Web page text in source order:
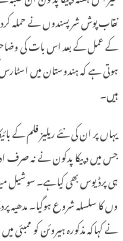
نقاب پوش شر پسندوں نے حملہ
کے عمل کے بعد اس بات کی
ہوتی ہے کہ ہندوستان میں
ہیں۔
یہاں پر ان کی نئے ریلیز فلم کے
جس میں دپیکا پدکون نے نہ صرف
ہی پرڈیوس بھی کیاہے۔ سوشیل
وں کا سلسلہ شروع ہوگیا۔
نے کہاکہ مذکورہ ہیروئن کو ممبئی